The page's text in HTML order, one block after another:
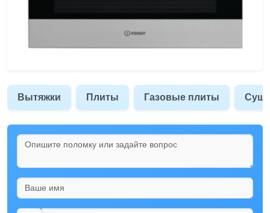
Вытяжки Плиты Газовые плиты